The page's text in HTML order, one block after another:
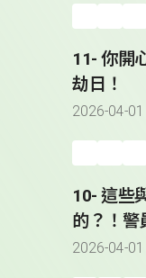
11- 你開
劫日！
2026-04-01
10- 這些
的？！警
2026-04-01